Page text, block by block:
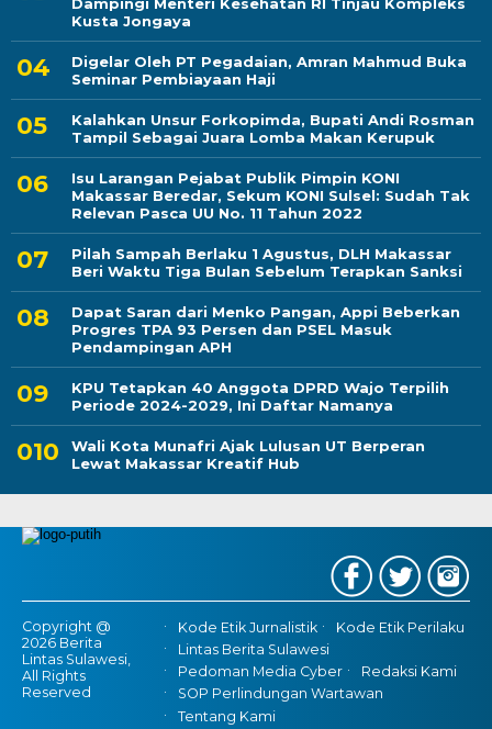
Kusta Jongaya
Digelar Oleh PT Pegadaian, Amran Mahmud Buka
Seminar Pembiayaan Haji
Kalahkan Unsur Forkopimda, Bupati Andi Rosman
Tampil Sebagai Juara Lomba Makan Kerupuk
Isu Larangan Pejabat Publik Pimpin KONI
Makassar Beredar, Sekum KONI Sulsel: Sudah Tak
Relevan Pasca UU No. 11 Tahun 2022
Pilah Sampah Berlaku 1 Agustus, DLH Makassar
Beri Waktu Tiga Bulan Sebelum Terapkan Sanksi
Dapat Saran dari Menko Pangan, Appi Beberkan
Progres TPA 93 Persen dan PSEL Masuk
Pendampingan APH
KPU Tetapkan 40 Anggota DPRD Wajo Terpilih
Periode 2024-2029, Ini Daftar Namanya
Wali Kota Munafri Ajak Lulusan UT Berperan
Lewat Makassar Kreatif Hub
Copyright @
2026 Berita
Lintas Sulawesi,
All Rights
Reserved
Kode Etik Jurnalistik
Kode Etik Perilaku
Lintas Berita Sulawesi
Pedoman Media Cyber
Redaksi Kami
SOP Perlindungan Wartawan
Tentang Kami